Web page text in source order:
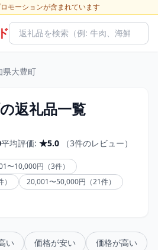
モーションが含まれています
県大豊町
返礼品一覧
平均評価: ★5.0 （3件のレビュー）
〜10,000円（3件）
20,001〜50,000円（21件）
い 価格が安い 価格が高い